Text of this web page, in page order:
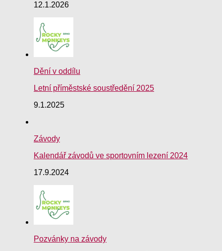
12.1.2026
Dění v oddílu
Letní příměstské soustředění 2025
9.1.2025
Závody
Kalendář závodů ve sportovním lezení 2024
17.9.2024
Pozvánky na závody